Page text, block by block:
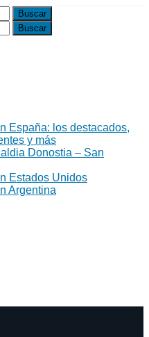
España: los destacados,
y más
Donostia – San
Estados Unidos
Argentina